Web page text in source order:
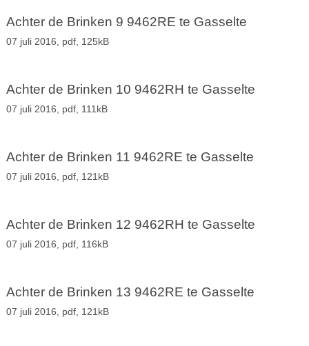
Achter de Brinken 9 9462RE te Gasselte
07 juli 2016, pdf, 125kB
Achter de Brinken 10 9462RH te Gasselte
07 juli 2016, pdf, 111kB
Achter de Brinken 11 9462RE te Gasselte
07 juli 2016, pdf, 121kB
Achter de Brinken 12 9462RH te Gasselte
07 juli 2016, pdf, 116kB
Achter de Brinken 13 9462RE te Gasselte
07 juli 2016, pdf, 121kB